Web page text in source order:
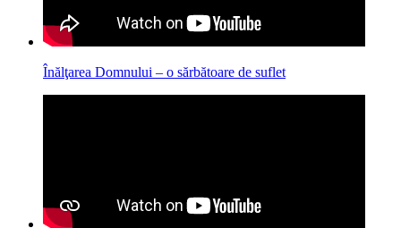
Înălţarea Domnului – o sărbătoare de suflet